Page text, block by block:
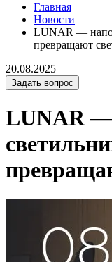
Главная
Новости
LUNAR —
превращают
20.08.2025
Задать вопрос
LUNAR